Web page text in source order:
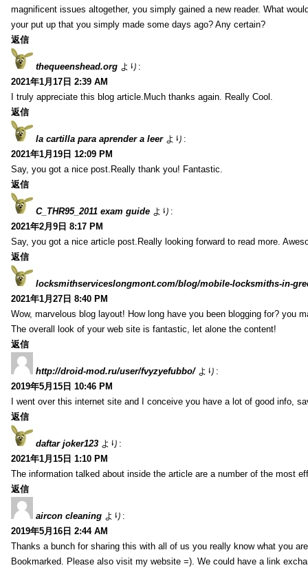
magnificent issues altogether, you simply gained a new reader. What
your put up that you simply made some days ago? Any certain?
返信
thequeenshead.org より:
2021年1月17日 2:39 AM
I truly appreciate this blog article.Much thanks again. Really Cool.
返信
la cartilla para aprender a leer より:
2021年1月19日 12:09 PM
Say, you got a nice post.Really thank you! Fantastic.
返信
C_THR95_2011 exam guide より:
2021年2月9日 8:17 PM
Say, you got a nice article post.Really looking forward to read more.
返信
locksmithserviceslongmont.com/blog/mobile-locksmiths-in-
2021年1月27日 8:40 PM
Wow, marvelous blog layout! How long have you been blogging for? you
The overall look of your web site is fantastic, let alone the content!
返信
http://droid-mod.ru/user/fvyzyefubbo/ より:
2019年5月15日 10:46 PM
I went over this internet site and I conceive you have a lot of good info,
返信
daftar joker123 より:
2021年1月15日 1:10 PM
The information talked about inside the article are a number of the most
返信
aircon cleaning より:
2019年5月16日 2:44 AM
Thanks a bunch for sharing this with all of us you really know what you
Bookmarked. Please also visit my website =). We could have a link